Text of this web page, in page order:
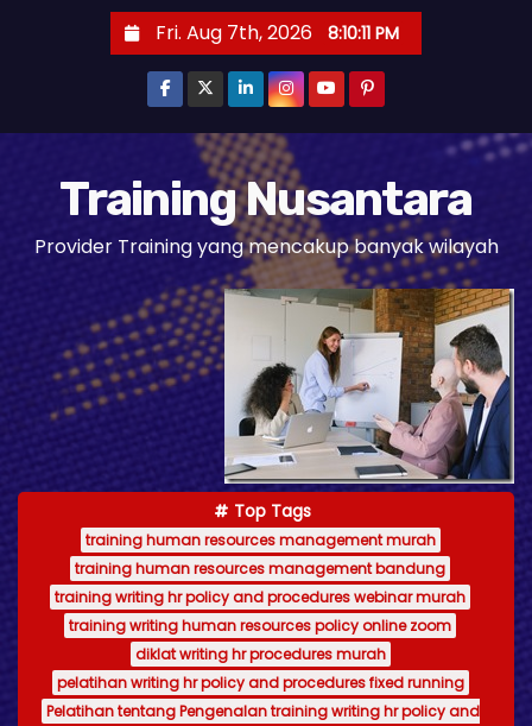
t
Fri. Aug 7th, 2026 8:10:12 PM
Training Nusantara
Provider Training yang mencakup banyak wilayah
Top Tags
training human resources management murah
training human resources management bandung
training writing hr policy and procedures webinar murah
training writing human resources policy online zoom
diklat writing hr procedures murah
pelatihan writing hr policy and procedures fixed running
Pelatihan tentang Pengenalan training writing hr policy and